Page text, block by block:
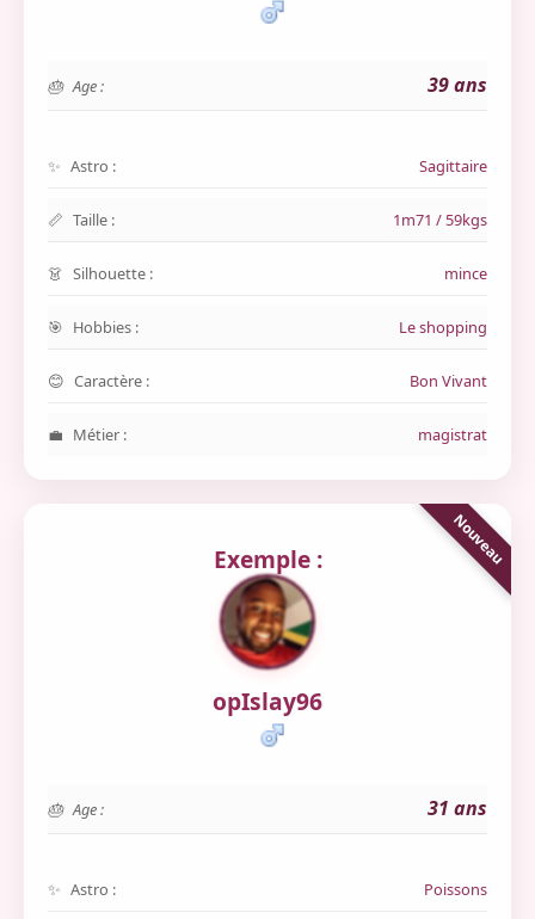
Age : 39 ans
Astro : Sagittaire
Taille : 1m71 / 59kgs
Silhouette : mince
Hobbies : Le shopping
Caractère : Bon Vivant
Métier : magistrat
Exemple :
opIslay96
Age : 31 ans
Astro : Poissons